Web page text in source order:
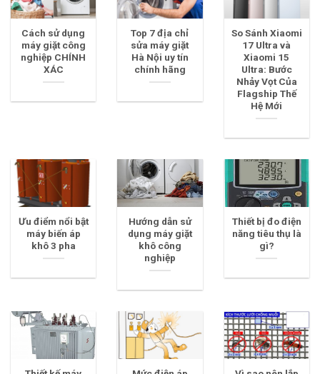
Cách sử dụng
máy giặt công
nghiệp CHÍNH
XÁC
Top 7 địa chỉ
sửa máy giặt
Hà Nội uy tín
chính hãng
So Sánh Xiaomi
17 Ultra và
Xiaomi 15
Ultra: Bước
Nhảy Vọt Của
Flagship Thế
Hệ Mới
Ưu điểm nổi bật
máy biến áp
khô 3 pha
Hướng dẫn sử
dụng máy giặt
khô công
nghiệp
Thiết bị đo điện
năng tiêu thụ là
gì?